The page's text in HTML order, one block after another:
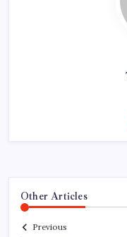
Other Articles
Previous